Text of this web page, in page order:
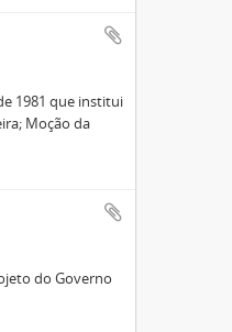
1981 que institui
Moção da
do Governo